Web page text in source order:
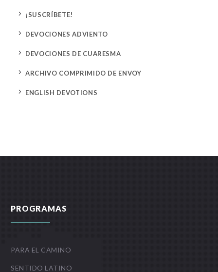
5 ¡SUSCRÍBETE!
5 DEVOCIONES ADVIENTO
5 DEVOCIONES DE CUARESMA
5 ARCHIVO COMPRIMIDO DE ENVOY
5 ENGLISH DEVOTIONS
PROGRAMAS
PARA EL CAMINO
SENTIDO LATINO